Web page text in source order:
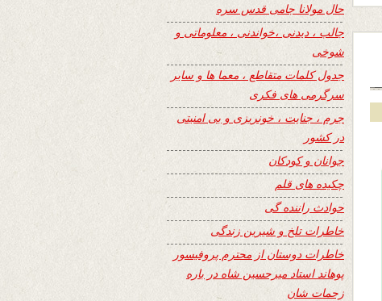
حال مولانا جامی قدس سره
جالب ، دیدنی ،خواندنی ، معلوماتی و
شوخی
جدول کلمات متقاطع ، معما ها و سایر
سرگرمی های فکری
جرم ، جنایت ، خونریزی و بی امنیتی
در کشور
جوانان و کودکان
چکیده های قلم
حوادث راننده گی
خاطرات تلخ و شیرین زندگی
خاطرات دوستان از محترم پروفیسور
پوهاند استاد میرحسین شاه در باره
زحمات شان